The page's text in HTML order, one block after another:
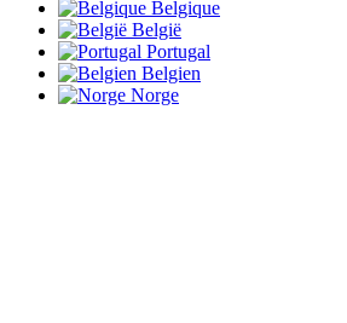
Belgique
België
Portugal
Belgien
Norge